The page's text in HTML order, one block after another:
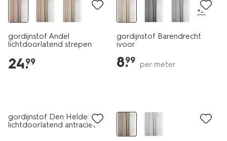
gordijnstof Andel
lichtdoorlatend strepen
24.
99
+2
gordijnstof Barendrecht
ivoor
8.
99 per meter
gordijnstof Den Helder
lichtdoorlatend antraciet